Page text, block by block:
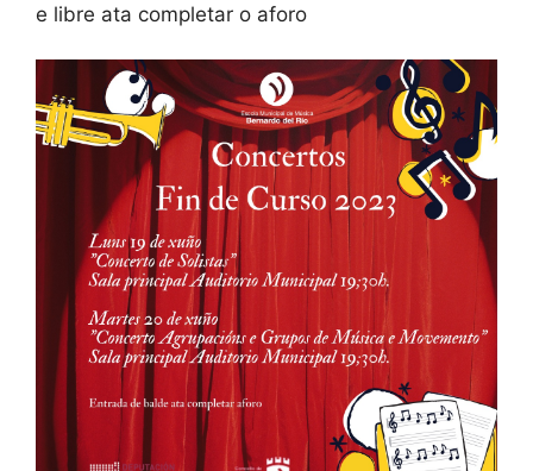
e libre ata completar o aforo